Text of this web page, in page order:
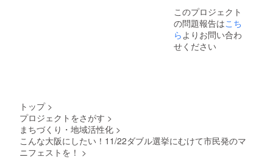
このプロジェクト
の問題報告はこち
らよりお問い合わ
せください
トップ >
プロジェクトをさがす >
まちづくり・地域活性化 >
こんな大阪にしたい！11/22ダブル選挙にむけて市民発のマ
ニフェストを！ >